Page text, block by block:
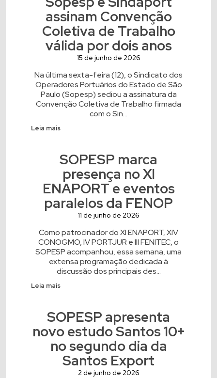
assinam Convenção
Coletiva de Trabalho
válida por dois anos
15 de junho de 2026
Na última sexta-feira (12), o Sindicato dos
Operadores Portuários do Estado de São
Paulo (Sopesp) sediou a assinatura da
Convenção Coletiva de Trabalho firmada
com o Sin...
Leia mais
SOPESP marca
presença no XI
ENAPORT e eventos
paralelos da FENOP
11 de junho de 2026
Como patrocinador do XI ENAPORT, XIV
CONOGMO, IV PORTJUR e III FENITEC, o
SOPESP acompanhou, essa semana, uma
extensa programação dedicada à
discussão dos principais des...
Leia mais
SOPESP apresenta
novo estudo Santos 10+
no segundo dia da
Santos Export
2 de junho de 2026